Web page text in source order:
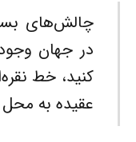
چالش‌های
در جهان
کنید، خط
عقیده به محل